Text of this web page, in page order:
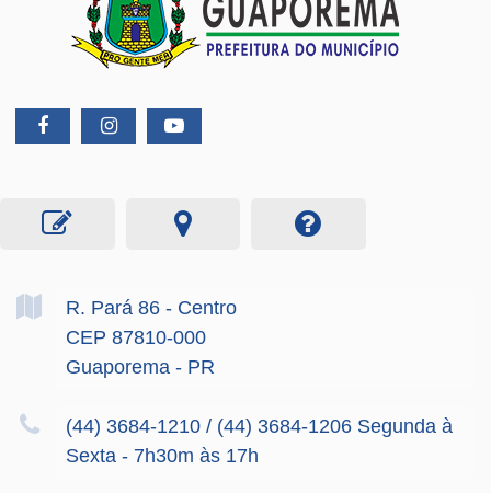
R. Pará 86 - Centro
CEP 87810-000
Guaporema - PR
(44) 3684-1210 / (44) 3684-1206 Segunda à
Sexta - 7h30m às 17h